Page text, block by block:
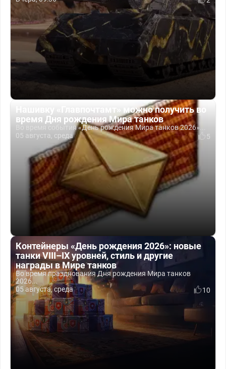
Нашивку «Главпочтамт» можно получить во
время Дня рождения Мира танков
Во время события «День рождения Мира танков 2026»...
05 августа, среда
5
Контейнеры «День рождения 2026»: новые
танки VIII–IX уровней, стиль и другие
награды в Мире танков
Во время празднования Дня рождения Мира танков
2026...
05 августа, среда
10